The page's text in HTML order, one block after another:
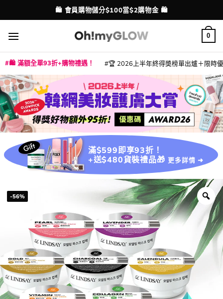
to
content
配送港澳
💳 支援消費券、FPS、八達通、PAYME、信用卡付款
0
🛍️ 滿額全單93折+購物禮遇！ 🏆 2026上半年終得奬榜單出爐＋限時
滿$599即享93折！
+送$480貨裝禮品🎁 更多詳情 ➜
-56%